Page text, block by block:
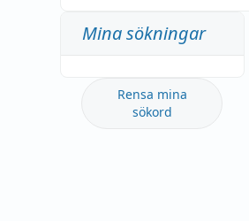
Mina sökningar
Rensa mina
sökord